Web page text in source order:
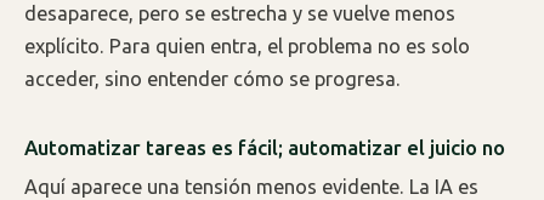
desaparece, pero se estrecha y se vuelve menos
explícito. Para quien entra, el problema no es solo
acceder, sino entender cómo se progresa.
Automatizar tareas es fácil; automatizar el juicio no
Aquí aparece una tensión menos evidente. La IA es